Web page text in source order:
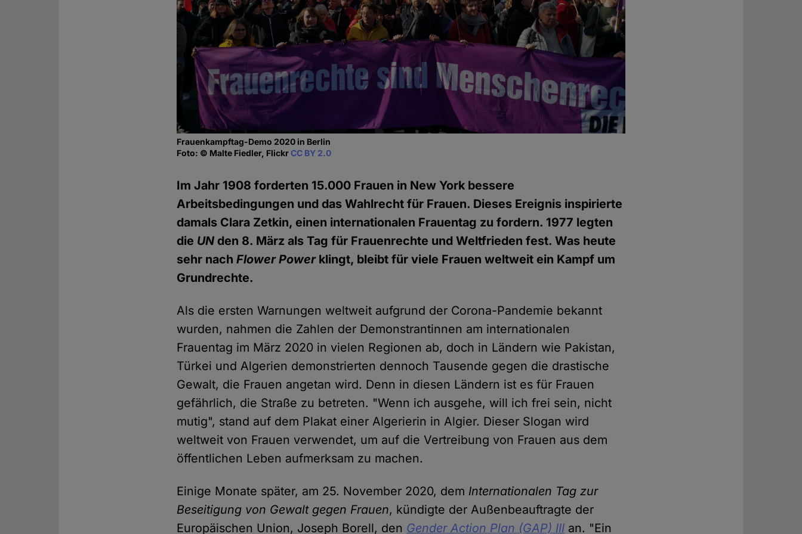
Frauenkampftag-Demo 2020 in Berlin
Foto: © Malte Fiedler, FlickrCC BY 2.0
Im Jahr 1908 forderten 15.000 Frauen in New York bessere
Arbeitsbedingungen und das Wahlrecht für Frauen. Dieses Ereignis inspirierte
damals Clara Zetkin, einen internationalen Frauentag zu fordern. 1977 legten
die UN den 8. März als Tag für Frauenrechte und Weltfrieden fest. Was heute
sehr nachFlower Powerklingt, bleibt für viele Frauen weltweit ein Kampf um
Grundrechte.
Als die ersten Warnungen weltweit aufgrund der Corona-Pandemie bekannt
wurden, nahmen die Zahlen der Demonstrantinnen am internationalen
Frauentag im März 2020 in vielen Regionen ab, doch in Ländern wie Pakistan,
Türkei und Algerien demonstrierten dennoch Tausende gegen die drastische
Gewalt, die Frauen angetan wird. Denn in diesen Ländern ist es für Frauen
gefährlich, die Straße zu betreten. "Wenn ich ausgehe, will ich frei sein, nicht
mutig", stand auf dem Plakat einer Algerierin in Algier. Dieser Slogan wird
weltweit von Frauen verwendet, um auf die Vertreibung von Frauen aus dem
öffentlichen Leben aufmerksam zu machen.
Einige Monate später, am 25. November 2020, dem Internationalen Tag zur
Beseitigung von Gewalt gegen Frauen, kündigte der Außenbeauftragte der
Europäischen Union, Joseph Borell, den Gender Action Plan (GAP) III an. "Ein